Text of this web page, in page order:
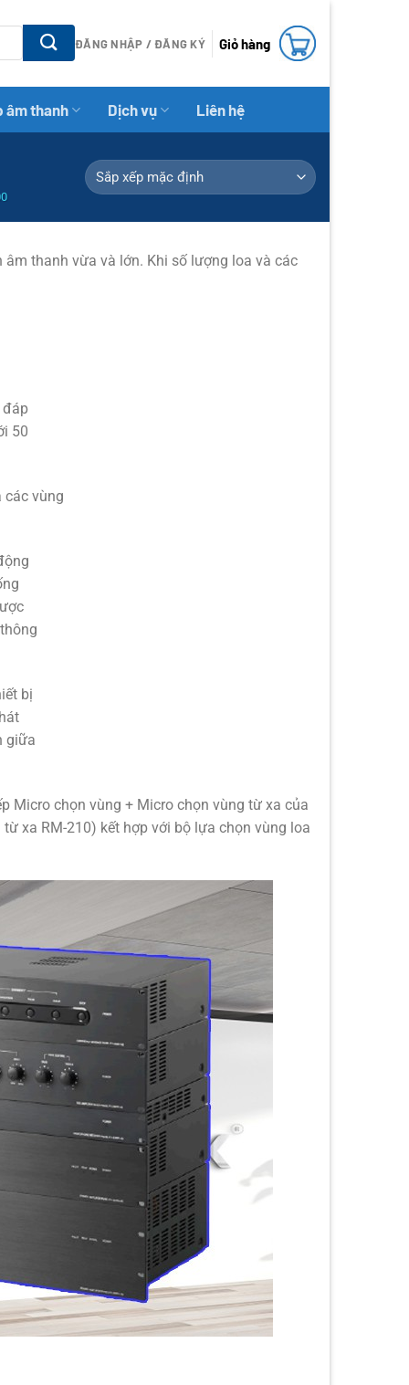
ĐĂNG NHẬP / ĐĂNG KÝ Giỏ hàng
âm thanh Dịch vụ Liên hệ
thanh vừa và lớn. Khi số lượng loa và các
50
các vùng
bị
giữa
Micro chọn vùng + Micro chọn vùng từ xa của
xa RM-210) kết hợp với bộ lựa chọn vùng loa